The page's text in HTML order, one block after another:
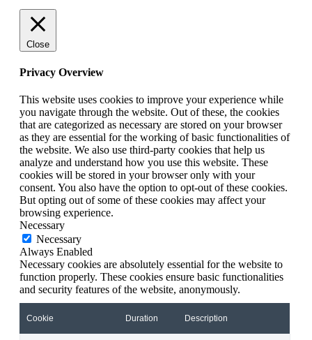
Close
Privacy Overview
This website uses cookies to improve your experience while
you navigate through the website. Out of these, the cookies
that are categorized as necessary are stored on your browser
as they are essential for the working of basic functionalities of
the website. We also use third-party cookies that help us
analyze and understand how you use this website. These
cookies will be stored in your browser only with your
consent. You also have the option to opt-out of these cookies.
But opting out of some of these cookies may affect your
browsing experience.
Necessary
Necessary
Always Enabled
Necessary cookies are absolutely essential for the website to
function properly. These cookies ensure basic functionalities
and security features of the website, anonymously.
Cookie Duration Description